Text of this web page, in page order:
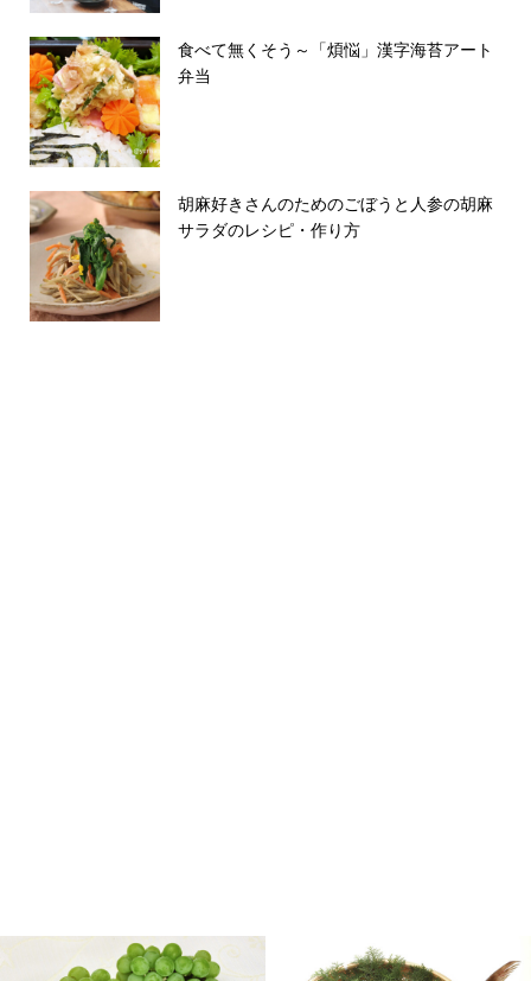
食べて無くそう～「煩悩」漢字海苔アート
弁当
胡麻好きさんのためのごぼうと人参の胡麻
サラダのレシピ・作り方